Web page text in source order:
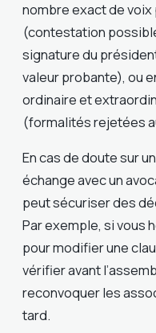
nombre exact de
(contestation
signature du
valeur probante), ou
ordinaire et
(formalités rejetées
En cas de doute sur
échange avec un
peut sécuriser des
Par exemple, si vous
pour modifier une
vérifier avant
reconvoquer les
tard.